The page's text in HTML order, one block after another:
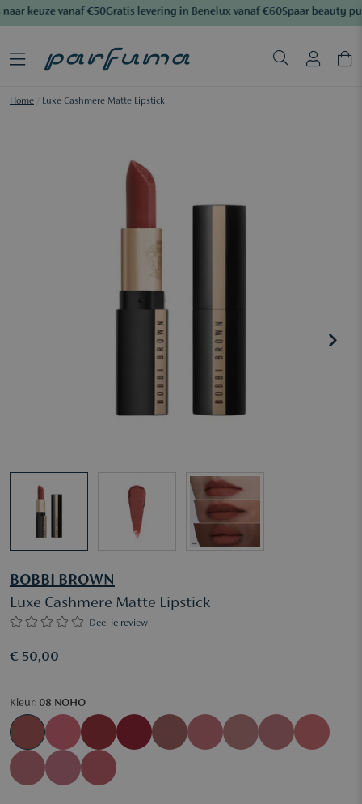
keuze vanaf €50Gratis levering in Benelux vanaf €60Spaar beauty
Home Luxe Cashmere Matte Lipstick
BOBBI BROWN
Luxe Cashmere Matte Lipstick
Deel je review
€ 50,00
Kleur: 08 NOHO